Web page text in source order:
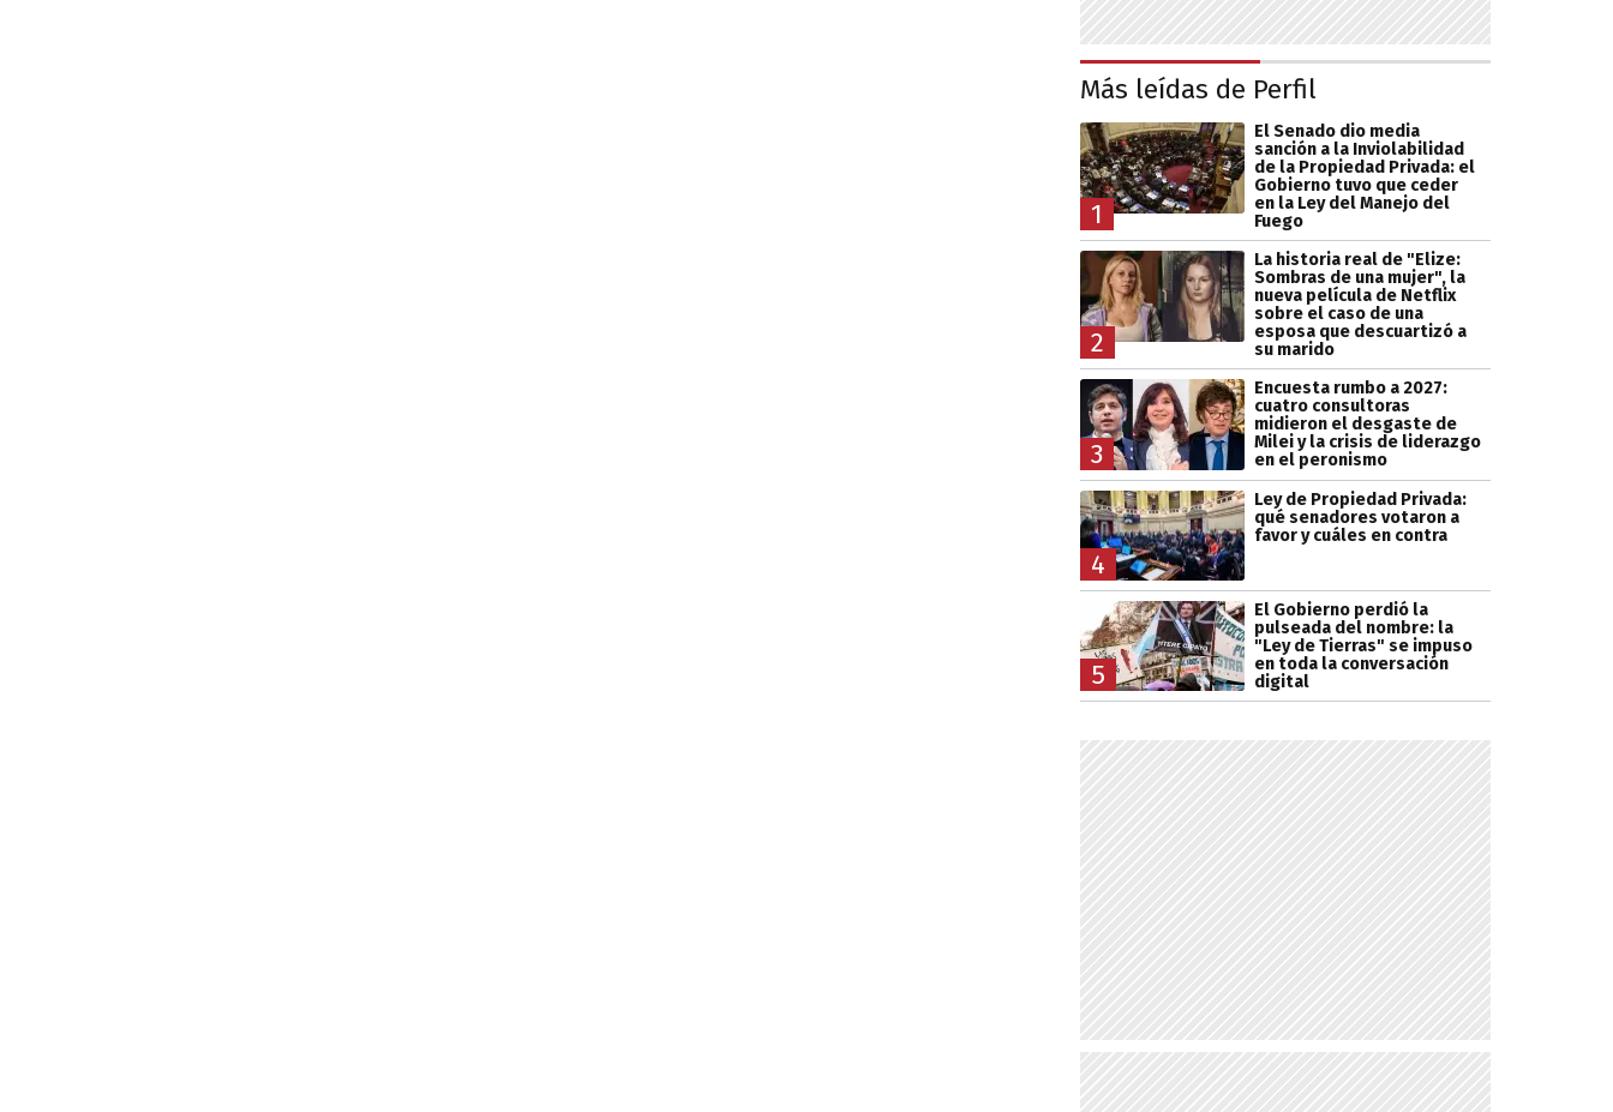
Más leídas de Perfil
1
El Senado dio media
sanción a la Inviolabilidad
de la Propiedad Privada: el
Gobierno tuvo que ceder
en la Ley del Manejo del
Fuego
2
La historia real de "Elize:
Sombras de una mujer", la
nueva película de Netflix
sobre el caso de una
esposa que descuartizó a
su marido
3
Encuesta rumbo a 2027:
cuatro consultoras
midieron el desgaste de
Milei y la crisis de liderazgo
en el peronismo
4
Ley de Propiedad Privada:
qué senadores votaron a
favor y cuáles en contra
5
El Gobierno perdió la
pulseada del nombre: la
"Ley de Tierras" se impuso
en toda la conversación
digital